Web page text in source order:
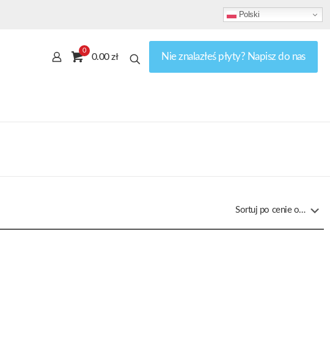
Polski
0
0.00 zł Nie znalazłeś płyty? Napisz do nas